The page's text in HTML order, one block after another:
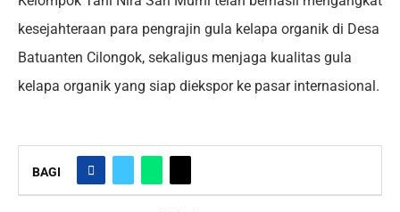
kesejahteraan para pengrajin gula kelapa organik di Desa
Batuanten Cilongok, sekaligus menjaga kualitas gula
kelapa organik yang siap diekspor ke pasar internasional.
BAGI